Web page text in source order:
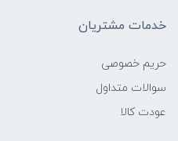
خدمات مشتریان
حریم خصوصی
سوالات متداول
عودت کالا